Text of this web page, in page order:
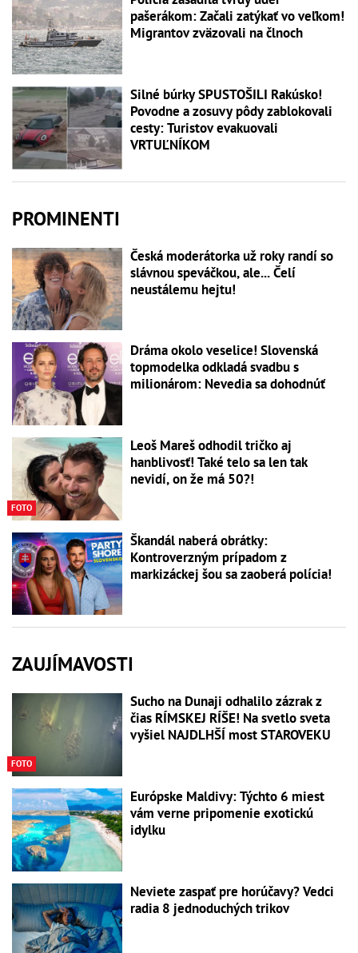
pašerákom: Začali zatýkať vo veľkom!
Migrantov zväzovali na člnoch
Silné búrky SPUSTOŠILI Rakúsko!
Povodne a zosuvy pôdy zablokovali
cesty: Turistov evakuovali
VRTUĽNÍKOM
PROMINENTI
Česká moderátorka už roky randí so
slávnou speváčkou, ale... Čelí
neustálemu hejtu!
Dráma okolo veselice! Slovenská
topmodelka odkladá svadbu s
milionárom: Nevedia sa dohodnúť
FOTO
Leoš Mareš odhodil tričko aj
hanblivosť! Také telo sa len tak
nevidí, on že má 50?!
Škandál naberá obrátky:
Kontroverzným prípadom z
markizáckej šou sa zaoberá polícia!
ZAUJÍMAVOSTI
FOTO
Sucho na Dunaji odhalilo zázrak z
čias RÍMSKEJ RÍŠE! Na svetlo sveta
vyšiel NAJDLHŠÍ most STAROVEKU
Európske Maldivy: Týchto 6 miest
vám verne pripomenie exotickú
idylku
Neviete zaspať pre horúčavy? Vedci
radia 8 jednoduchých trikov